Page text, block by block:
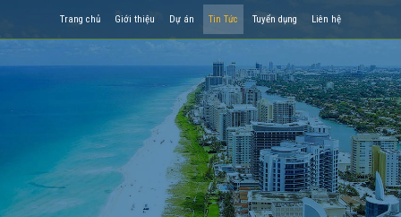
Trang chủ Giới thiệu Dự án Tin Tức Tuyển dụng Liên hệ